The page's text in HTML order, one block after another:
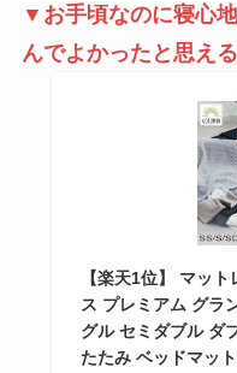
▼お手頃なのに寝心
んでよかったと思える
【楽天1位】 マッ
ス プレミアム グラ
グル セミダブル ダ
たたみ ベッドマッ